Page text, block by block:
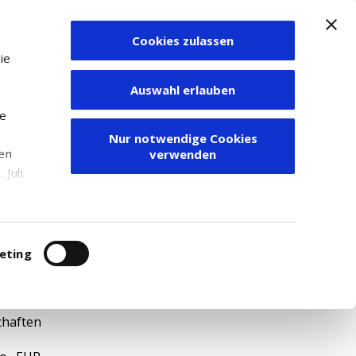
Juli
Cookies zulassen
Auswahl erlauben
Nur notwendige Cookies
verwenden
Zum Depot